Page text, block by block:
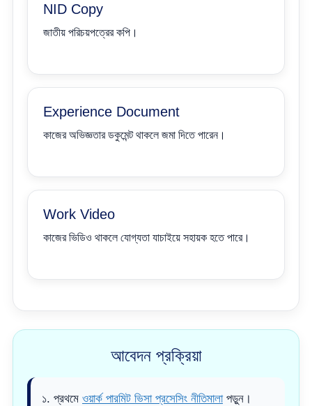
NID Copy
জাতীয় পরিচয়পত্রের কপি।
Experience Document
কাজের অভিজ্ঞতার ডকুমেন্ট থাকলে জমা দিতে পারেন।
Work Video
কাজের ভিডিও থাকলে যোগ্যতা যাচাইয়ে সহায়ক হতে পারে।
আবেদন প্রক্রিয়া
১. প্রথমে ওয়ার্ক পারমিট ভিসা প্রসেসিং নীতিমালাপড়ুন।